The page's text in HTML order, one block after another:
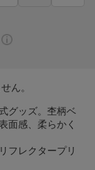
ん。
グッズ。杢柄ベ
面感、柔らかく
フレクタープリ